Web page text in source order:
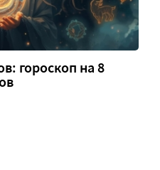
гороскоп на 8